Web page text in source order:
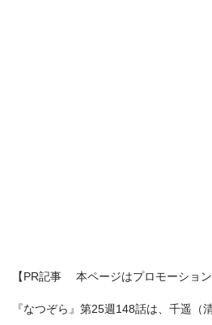
【PR記事 本ページはプロモーション
『なつぞら』第25週148話は、千遥（